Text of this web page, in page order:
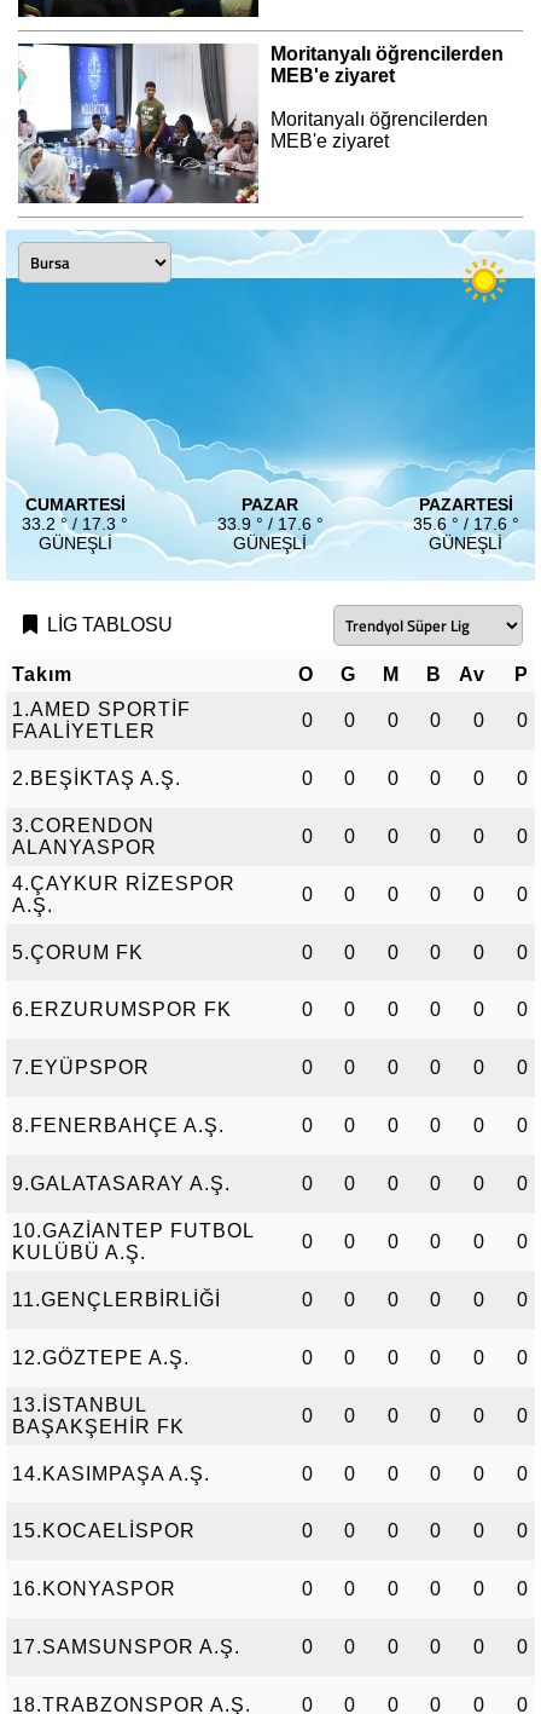
Moritanyalı öğrencilerden
MEB'e ziyaret
Moritanyalı öğrencilerden
MEB'e ziyaret
CUMARTESI
33.2 ° / 17.3 °
GÜNEŞLI
PAZAR
33.9 ° / 17.6 °
GÜNEŞLI
PAZARTESI
35.6 ° / 17.6 °
GÜNEŞLI
LİG TABLOSU
Takım O G M B Av
P
1.AMED SPORTİF
FAALİYETLER
0 0 0 0 0 0
2.BEŞİKTAŞ A.Ş. 0 0 0 0 0 0
3.CORENDON
ALANYASPOR
0 0 0 0 0 0
4.ÇAYKUR RİZESPOR
A.Ş.
0 0 0 0 0 0
5.ÇORUM FK 0 0 0 0 0 0
6.ERZURUMSPOR FK 0 0 0 0 0 0
7.EYÜPSPOR 0 0 0 0 0 0
8.FENERBAHÇE A.Ş. 0 0 0 0 0 0
9.GALATASARAY A.Ş. 0 0 0 0 0 0
10.GAZİANTEP FUTBOL
KULÜBÜ A.Ş.
0 0 0 0 0 0
11.GENÇLERBİRLİĞİ 0 0 0 0 0 0
12.GÖZTEPE A.Ş. 0 0 0 0 0 0
13.İSTANBUL
BAŞAKŞEHİR FK
0 0 0 0 0 0
14.KASIMPAŞA A.Ş. 0 0 0 0 0 0
15.KOCAELİSPOR 0 0 0 0 0 0
16.KONYASPOR 0 0 0 0 0 0
17.SAMSUNSPOR A.Ş. 0 0 0 0 0 0
18.TRABZONSPOR A.Ş. 0 0 0 0 0 0